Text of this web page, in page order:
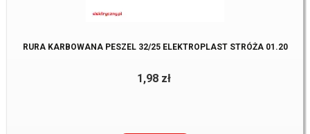
RURA KARBOWANA PESZEL 32/25 ELEKTROPLAST STRÓŻA 01.20
1,98 zł